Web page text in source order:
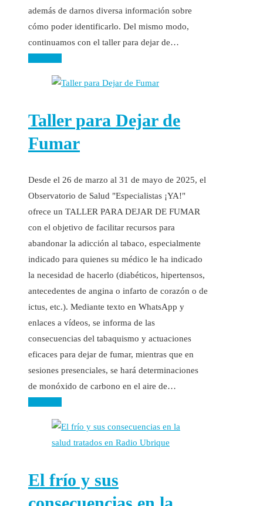
además de darnos diversa información sobre
cómo poder identificarlo. Del mismo modo,
continuamos con el taller para dejar de…
Taller para Dejar de
Fumar
Desde el 26 de marzo al 31 de mayo de 2025, el
Observatorio de Salud "Especialistas ¡YA!"
ofrece un TALLER PARA DEJAR DE FUMAR
con el objetivo de facilitar recursos para
abandonar la adicción al tabaco, especialmente
indicado para quienes su médico le ha indicado
la necesidad de hacerlo (diabéticos, hipertensos,
antecedentes de angina o infarto de corazón o de
ictus, etc.). Mediante texto en WhatsApp y
enlaces a vídeos, se informa de las
consecuencias del tabaquismo y actuaciones
eficaces para dejar de fumar, mientras que en
sesiones presenciales, se hará determinaciones
de monóxido de carbono en el aire de…
El frío y sus